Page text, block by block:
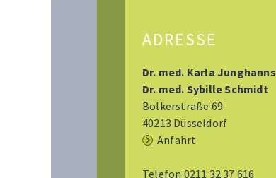
ADRESSE
Dr. med. Karla Junghanns
Dr. med. Sybille Schmidt
Bolkerstraße 69
40213 Düsseldorf
Anfahrt
Telefon 0211 32 37 616